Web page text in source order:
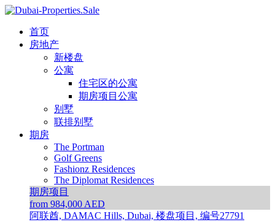
首页
房地产
新楼盘
公寓
住宅区的公寓
期房项目公寓
别墅
联排别墅
期房
The Portman
Golf Greens
Fashionz Residences
The Diplomat Residences
期房项目
from 984,000 AED
阿联酋, DAMAC Hills, Dubai, 楼盘项目, 编号27791